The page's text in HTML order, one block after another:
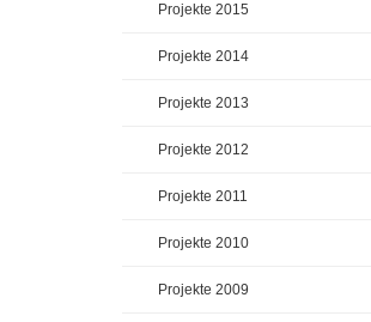
Projekte 2015
Projekte 2014
Projekte 2013
Projekte 2012
Projekte 2011
Projekte 2010
Projekte 2009